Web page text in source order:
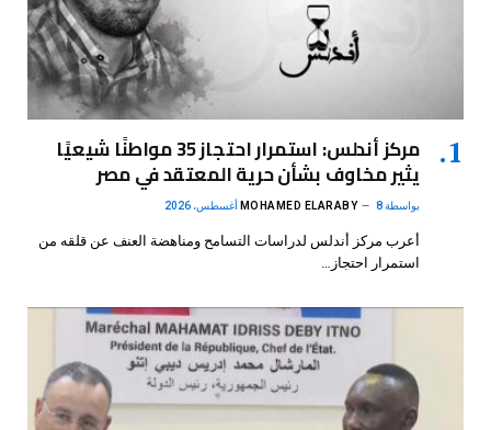
مركز أندلس: استمرار احتجاز 35 مواطنًا شيعيًا
يثير مخاوف بشأن حرية المعتقد في مصر
بواسطة MOHAMED ELARABY 8 أغسطس، 2026
أعرب مركز أندلس لدراسات التسامح ومناهضة العنف عن قلقه من
استمرار احتجاز…